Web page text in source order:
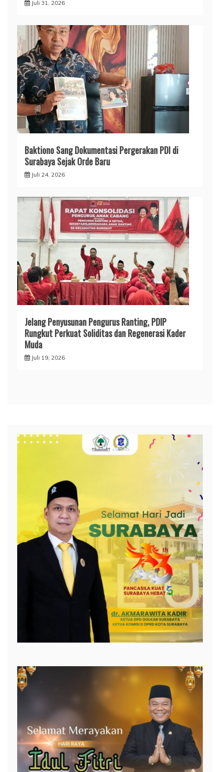
Juli 31, 2026
Baktiono Sang Dokumentasi Pergerakan PDI di
Surabaya Sejak Orde Baru
Juli 24, 2026
Jelang Penyusunan Pengurus Ranting, PDIP
Rungkut Perkuat Soliditas dan Regenerasi Kader
Muda
Juli 19, 2026